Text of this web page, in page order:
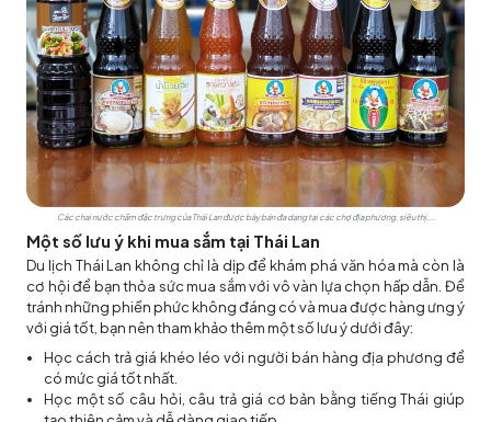
Các chai nước chấm đặc trưng của Thái Lan được bày bán đa dạng tại các chợ địa phương, siêu thị,...
Một số lưu ý khi mua sắm tại Thái Lan
Du lịch Thái Lan không chỉ là dịp để khám phá văn hóa mà còn là
cơ hội để bạn thỏa sức mua sắm với vô vàn lựa chọn hấp dẫn. Để
tránh những phiền phức không đáng có và mua được hàng ưng ý
với giá tốt, bạn nên tham khảo thêm một số lưu ý dưới đây:
Học cách trả giá khéo léo với người bán hàng địa phương để
có mức giá tốt nhất.
Học một số câu hỏi, câu trả giá cơ bản bằng tiếng Thái giúp